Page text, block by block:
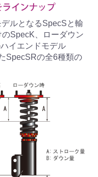
ルとなるSpecSと輸
SpecK、ローダウン
イエンドモデル
SpecSRの全6種類の